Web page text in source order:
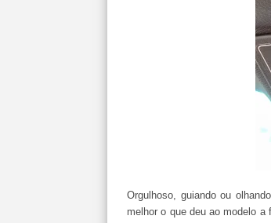
Orgulhoso, guiando ou
melhor o que deu ao modelo